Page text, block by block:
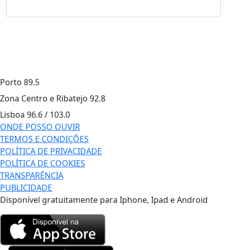
Porto 89.5
Zona Centro e Ribatejo 92.8
Lisboa 96.6 / 103.0
ONDE POSSO OUVIR
TERMOS E CONDIÇÕES
POLÍTICA DE PRIVACIDADE
POLÍTICA DE COOKIES
TRANSPARÊNCIA
PUBLICIDADE
Disponível gratuitamente para Iphone, Ipad e Android